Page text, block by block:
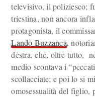
televisivo, il poliziesco;
triestina, non ancora
protagonista, il
Lando Buzzanca,
destra, che, oltre tutto,
medio scontava i
scollacciate; e poi lo si
omosessualità del figlio,